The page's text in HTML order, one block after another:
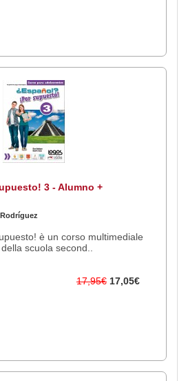
3 - Alumno +
è un corso multimediale
scuola second..
17,95€ 17,05€